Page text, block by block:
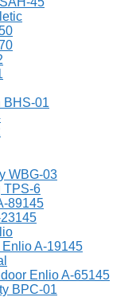
BHS-01
WBG-03
TPS-6
89145
A-19145
Enlio A-65145
BPC-01